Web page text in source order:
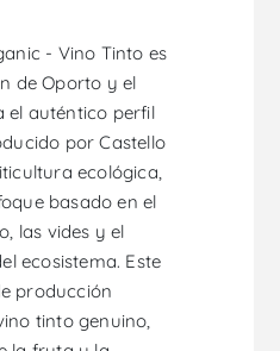
- Vino Tinto es
de Oporto y el
el auténtico perfil
por Castello
ecológica,
basado en el
las vides y el
ecosistema. Este
producción
tinto genuino,